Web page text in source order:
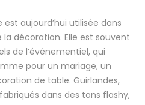
aujourd’hui utilisée dans
décoration. Elle est souvent
de l’événementiel, qui
pour un mariage, un
de table. Guirlandes,
dans des tons flashy,